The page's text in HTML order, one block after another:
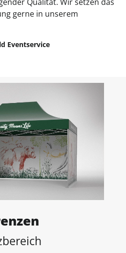
gerne in unserem
Eventservice